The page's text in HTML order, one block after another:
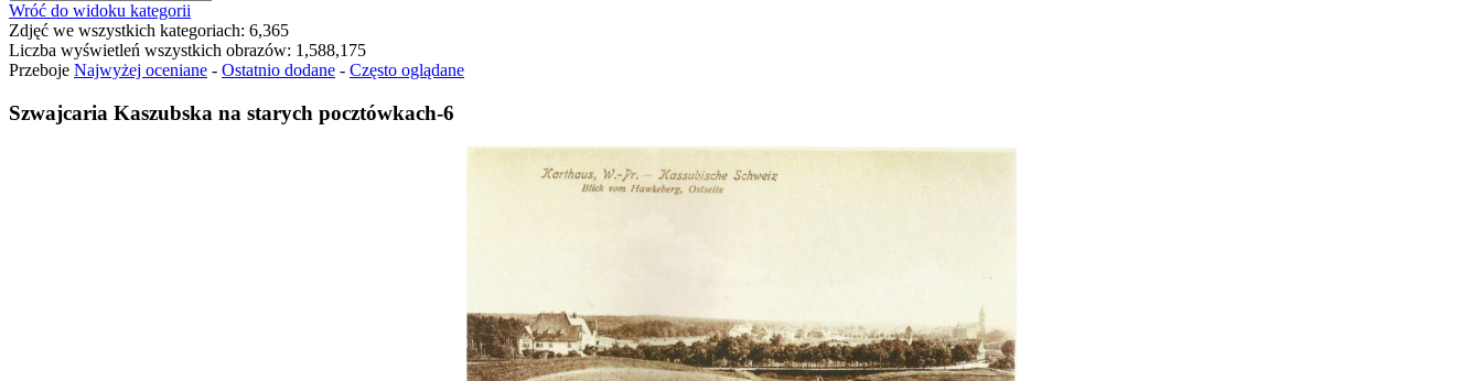
Wróć do widoku kategorii
Zdjęć we wszystkich kategoriach: 6,365
Liczba wyświetleń wszystkich obrazów: 1,588,175
Przeboje Najwyżej oceniane - Ostatnio dodane - Często oglądane
Szwajcaria Kaszubska na starych pocztówkach-6